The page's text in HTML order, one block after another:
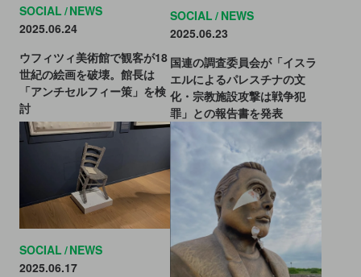
SOCIAL NEWS
2025.06.24
ウフィツィ美術館で観客が18
世紀の絵画を破壊。館長は
「アンチセルフィー策」を検
討
SOCIAL NEWS
2025.06.23
国連の調査委員会が「イスラ
エルによるパレスチナの文
化・宗教施設攻撃は戦争犯
罪」との報告書を発表
SOCIAL NEWS
2025.06.17